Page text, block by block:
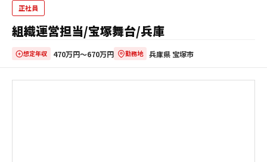
正社員
組織運営担当/宝塚舞台/兵庫
想定年収 470万円〜670万円 勤務地 兵庫県 宝塚市